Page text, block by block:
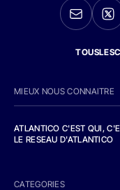
MIEUX NOUS CONNAITRE
ATLANTICO C'EST QUI,
LE RESEAU D'ATLANTICO
CATEGORIES